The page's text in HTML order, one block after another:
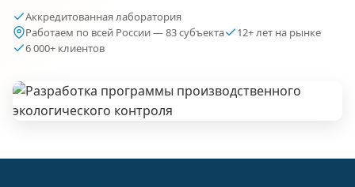
Аккредитованная лаборатория
Работаем по всей России — 83 субъекта
12+ лет на рынке
6 000+ клиентов